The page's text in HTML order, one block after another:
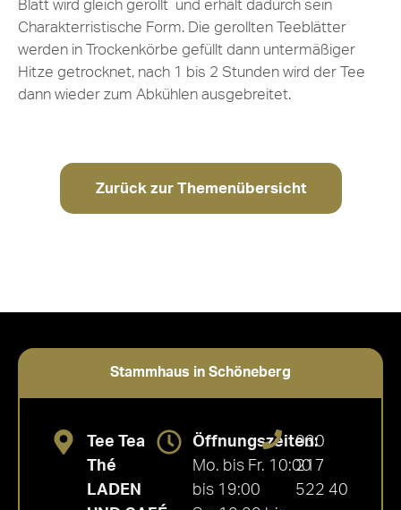
Blatt wird gleich gerollt und erhält dadurch sein
Charakterristische Form. Die gerollten Teeblätter
werden in Trockenkörbe gefüllt dann untermäßiger
Hitze getrocknet, nach 1 bis 2 Stunden wird der Tee
dann wieder zum Abkühlen ausgebreitet.
Zurück zur Themenübersicht
Stammhaus in Schöneberg
Tee Tea
Thé
LADEN
Öffnungszeiten:
Mo. bis Fr. 10:00
bis 19:00
030
217
522 40